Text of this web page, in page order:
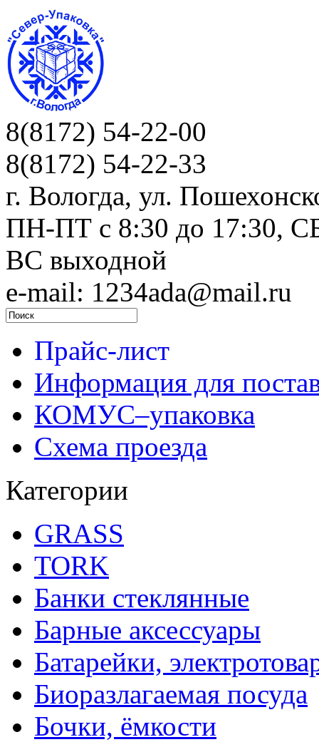
8(8172) 54-22-00
8(8172) 54-22-33
г. Вологда, ул.
ПН-ПТ c 8:30 до 17:30,
ВС выходной
e-mail: 1234ada@mail.ru
Прайс-лист
Информация для
КОМУС–упаковка
Схема проезда
Категории
GRASS
TORK
Банки стеклянные
Барные аксессуары
Батарейки,
Биоразлагаемая посуда
Бочки, ёмкости